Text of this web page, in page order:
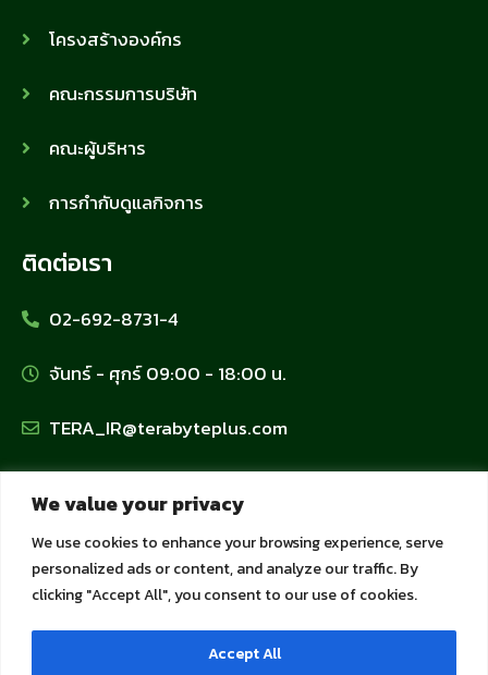
We value your privacy
We use cookies to enhance your browsing experience, serve
personalized ads or content, and analyze our traffic. By
clicking "Accept All", you consent to our use of cookies.
Accept All
โครงสร้างองค์กร
คณะกรรมการบริษัท
คณะผู้บริหาร
การกำกับดูแลกิจการ
ติดต่อเรา
02-692-8731-4
จันทร์ - ศุกร์ 09:00 - 18:00 น.
TERA_IR@terabyteplus.com
นโยบายข้อมูลส่วนบุคคล
นโยบายคุ้มครองข้อมูลส่วนบุคคล
นโยบายการใช้คุกกี้
นโยบายความเป็นส่วนตัวสำหรับลูกค้าและพันธมิตร